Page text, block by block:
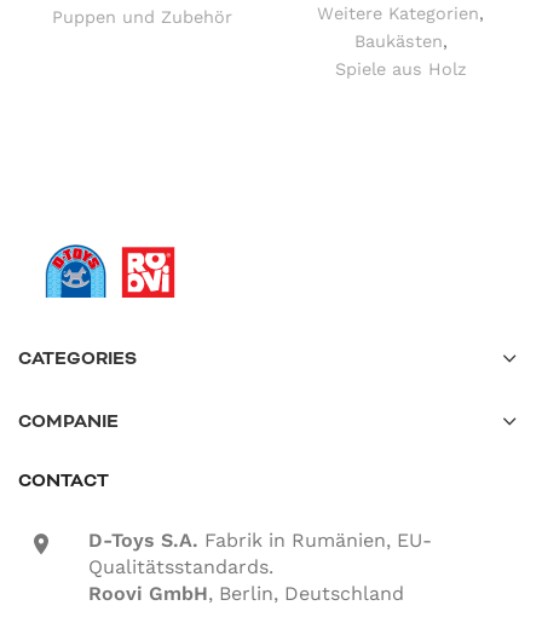
Puppen und Zubehör
Weitere Kategorien,
Baukästen,
Spiele aus Holz
CATEGORIES
COMPANIE
CONTACT
location-icon D-Toys S.A. Fabrik in Rumänien, EU-
Qualitätsstandards.
Roovi GmbH, Berlin, Deutschland